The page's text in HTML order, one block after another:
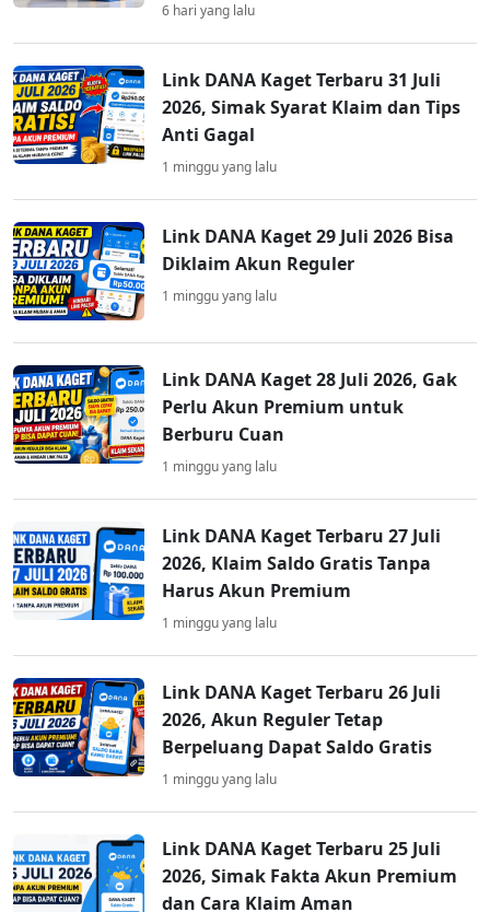
6 hari yang lalu
Link DANA Kaget Terbaru 31 Juli
2026, Simak Syarat Klaim dan Tips
Anti Gagal
1 minggu yang lalu
Link DANA Kaget 29 Juli 2026 Bisa
Diklaim Akun Reguler
1 minggu yang lalu
Link DANA Kaget 28 Juli 2026, Gak
Perlu Akun Premium untuk
Berburu Cuan
1 minggu yang lalu
Link DANA Kaget Terbaru 27 Juli
2026, Klaim Saldo Gratis Tanpa
Harus Akun Premium
1 minggu yang lalu
Link DANA Kaget Terbaru 26 Juli
2026, Akun Reguler Tetap
Berpeluang Dapat Saldo Gratis
1 minggu yang lalu
Link DANA Kaget Terbaru 25 Juli
2026, Simak Fakta Akun Premium
dan Cara Klaim Aman